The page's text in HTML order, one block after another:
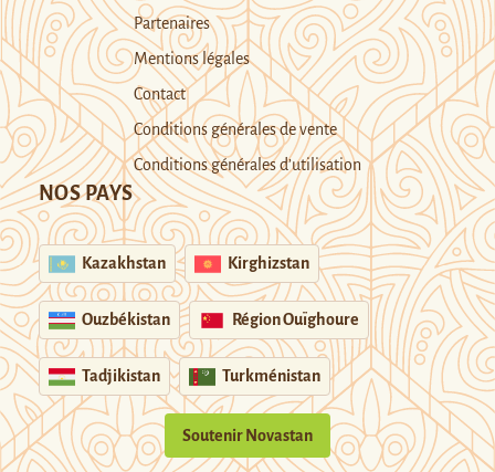
Partenaires
Mentions légales
Contact
Conditions générales de vente
Conditions générales d’utilisation
NOS PAYS
Kazakhstan Kirghizstan
Ouzbékistan Région Ouïghoure
Tadjikistan Turkménistan
Soutenir Novastan